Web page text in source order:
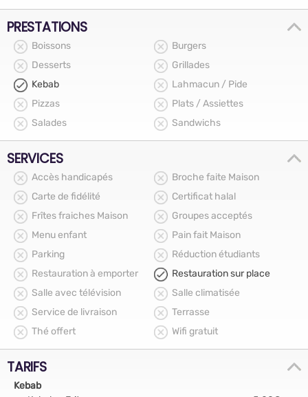
PRESTATIONS
Boissons
Burgers
Desserts
Grillades
Kebab
Lahmacun / Pide
Pizzas
Plats / Assiettes
Salades
Sandwichs
SERVICES
Accès handicapés
Broche faite Maison
Carte de fidélité
Certificat halal
Frîtes fraiches Maison
Groupes acceptés
Menu enfant
Pain fait Maison
Parking
Réduction étudiants
Restauration à emporter
Restauration sur place
Salle avec télévision
Salle climatisée
Service de livraison
Terrasse
Thé offert
Wifi gratuit
TARIFS
Kebab